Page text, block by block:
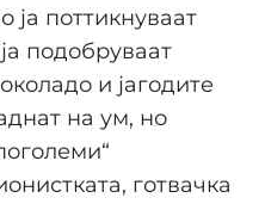
ја поттикнуваат
подобруваат
и јагодите
на ум, но
готвачка